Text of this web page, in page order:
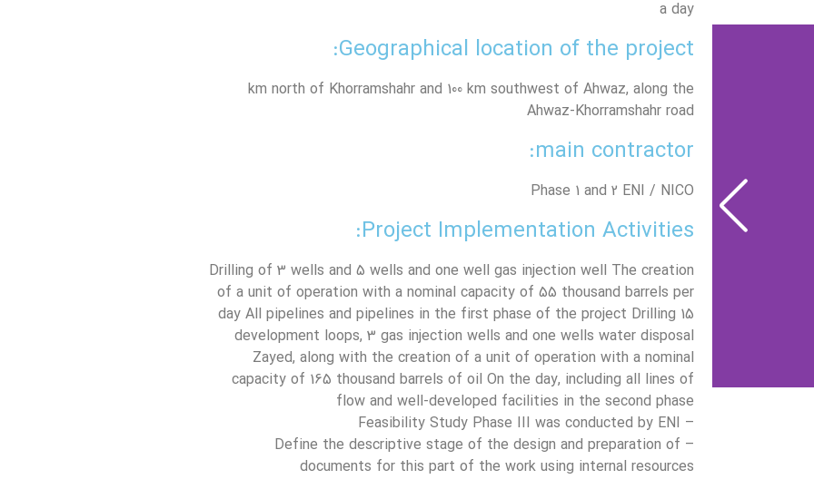
a day
Geographical location of the project:
km north of Khorramshahr and 100 km southwest of Ahwaz, along the
Ahwaz-Khorramshahr road
main contractor:
Phase 1 and 2 ENI / NICO
Project Implementation Activities:
Drilling of 3 wells and 5 wells and one well gas injection well The creation
of a unit of operation with a nominal capacity of 55 thousand barrels per
day All pipelines and pipelines in the first phase of the project Drilling 15
development loops, 3 gas injection wells and one wells water disposal
Zayed, along with the creation of a unit of operation with a nominal
capacity of 165 thousand barrels of oil On the day, including all lines of
flow and well-developed facilities in the second phase
– Feasibility Study Phase III was conducted by ENI
– Define the descriptive stage of the design and preparation of
documents for this part of the work using internal resources